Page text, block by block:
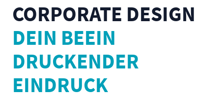
CORPORATE DESIGN
DEIN BEEIN
DRUCKENDER
EINDRUCK